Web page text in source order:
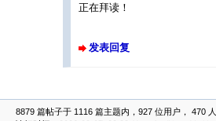
正在拜读！
发表回复
8879 篇帖子于 1116 篇主题内，927 位用户， 470